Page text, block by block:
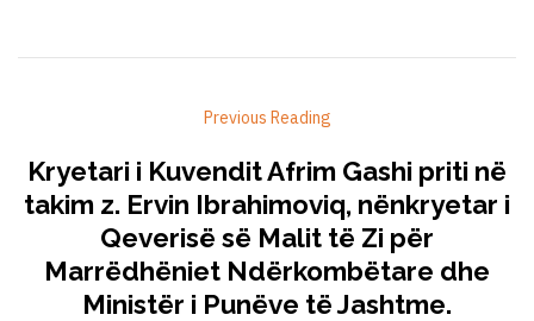
Previous Reading
Kryetari i Kuvendit Afrim Gashi priti në
takim z. Ervin Ibrahimoviq, nënkryetar i
Qeverisë së Malit të Zi për
Marrëdhëniet Ndërkombëtare dhe
Ministër i Punëve të Jashtme.